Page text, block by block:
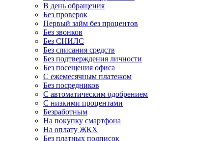
В день обращения
Без проверок
Первый займ без процентов
Без звонков
Без СНИЛС
Без списания средств
Без подтверждения личности
Без посещения офиса
С ежемесячным платежом
Без посредников
С автоматическим одобрением
С низкими процентами
Безработным
На покупку смартфона
На оплату ЖКХ
Без платных подписок